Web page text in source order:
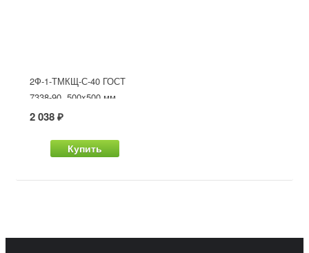
2Ф-1-ТМКЩ-С-40 ГОСТ
7338-90, 500x500 мм
2 038 ₽
Купить